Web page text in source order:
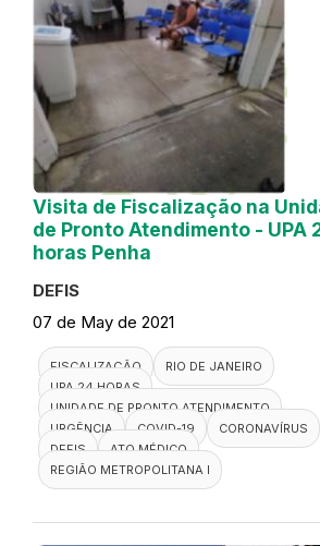
Visita de Fiscalização na
de Pronto Atendimento - UPA
horas Penha
DEFIS
07 de May de 2021
FISCALIZAÇÃO
RIO DE JANEIRO
UPA 24 HORAS
UNIDADE DE PRONTO ATENDIMENTO
URGÊNCIA
COVID-19
CORONAVÍRUS
DEFIS
ATO MÉDICO
REGIÃO METROPOLITANA I